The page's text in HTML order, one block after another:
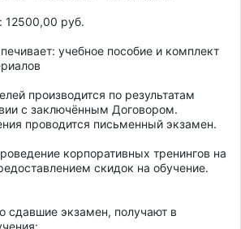
12500,00 руб.
производится по результатам
с заключённым Договором.
проводится письменный экзамен.
корпоративных тренингов на
скидок на обучение.
сдавшие экзамен, получают в